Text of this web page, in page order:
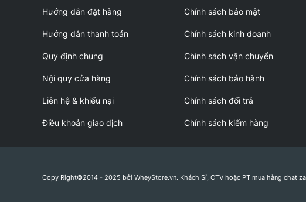
Hướng dẫn đặt hàng
Hướng dẫn thanh toán
Quy định chung
Nội quy cửa hàng
Liên hệ & khiếu nại
Điều khoản giao dịch
Chính sách bảo mật
Chính sách kinh doanh
Chính sách vận chuyển
Chính sách bảo hành
Chính sách đổi trả
Chính sách kiểm hàng
Copy Right©2014 - 2025 bởi WheyStore.vn. Khách Sỉ, CTV hoặc PT mua hàng chat